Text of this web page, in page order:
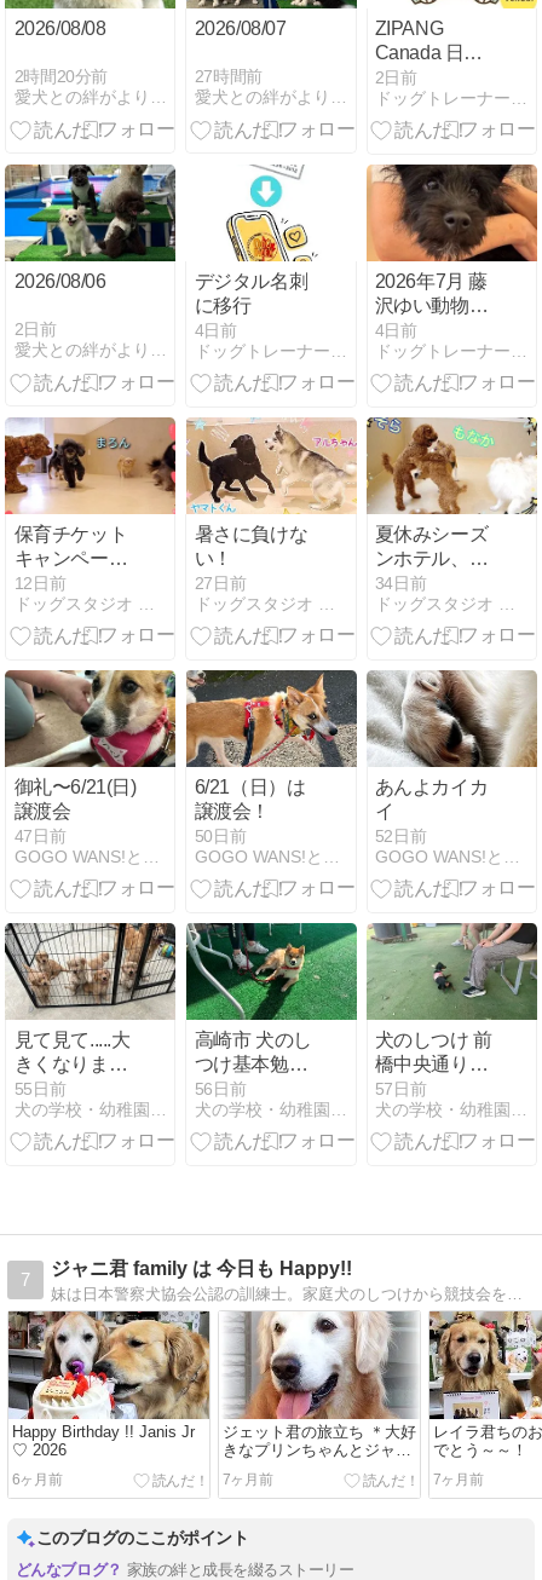
2026/08/08
2時間20分前
愛犬との絆がより深まる 京都 ハッピー ドッグスクール
2026/08/07
27時間前
愛犬との絆がより深まる 京都 ハッピー ドッグスクール
ZIPANG
Canada 日本
からの出店
2日前
ドッグトレーナーのブログ『イヌになる！』
2026/08/06
2日前
愛犬との絆がより深まる 京都 ハッピー ドッグスクール
デジタル名刺
に移行
4日前
ドッグトレーナーのブログ『イヌになる！』
2026年7月 藤
沢ゆい動物病
院パピー教室
レポート
4日前
ドッグトレーナーのブログ『イヌになる！』
保育チケット
キャンペーン
実施中！！
12日前
ドッグスタジオ ラブワン!! トレーナーブログ
暑さに負けな
い！
27日前
ドッグスタジオ ラブワン!! トレーナーブログ
夏休みシーズ
ンホテル、ご
予約受付中
～！
34日前
ドッグスタジオ ラブワン!! トレーナーブログ
御礼〜6/21(日)
譲渡会
47日前
GOGO WANS!とも＆みとちのたからもの
6/21（日）は
譲渡会！
50日前
GOGO WANS!とも＆みとちのたからもの
あんよカイカ
イ
52日前
GOGO WANS!とも＆みとちのたからもの
見て見て.....大
きくなりまし
た！！
55日前
犬の学校・幼稚園 アイズ
高崎市 犬のし
つけ基本勉強
会
56日前
犬の学校・幼稚園 アイズ
犬のしつけ 前
橋中央通り広
場
57日前
犬の学校・幼稚園 アイズ
7
ジャニ君 family は 今日も Happy!!
妹は日本警察犬協会公認の訓練士。家庭犬のしつけから競技会を目指す高等訓練などを行っており、DOG SCHOOL L&Jの訓練や日常の様子を姉目線で綴っています。
Happy Birthday !! Janis Jr
♡ 2026
6ヶ月前
ジェット君の旅立ち ＊大好
きなプリンちゃんとジャニ
パパのもとへ＊
7ヶ月前
レイラ君ちの
でとう～～！
7ヶ月前
このブログのここがポイント
家族の絆と成長を綴るストーリー